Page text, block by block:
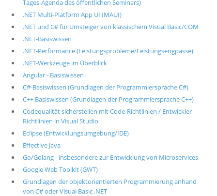
Tages-Agenda des öffentlichen Seminars)
.NET Multi-Platform App UI (MAUI)
.NET und C# für Umsteiger von klassischem Visual Basic/COM
.NET-Basiswissen
.NET-Performance (Leistungsprobleme/Leistungsengpässe)
.NET-Werkzeuge im Überblick
Angular - Basiswissen
C#-Basiswissen (Grundlagen der Programmiersprache C#)
C++ Basiswissen (Grundlagen der Programmiersprache C++)
Codequalität sicherstellen mit Code-Richtlinien / Entwickler-
Richtlinien in Visual Studio
Eclipse (Entwicklungsumgebung/IDE)
Effective Java
Go/Golang - insbesondere zur Entwicklung von Microservices
Google Web Toolkit (GWT)
Grundlagen der objektorientierten Programmierung anhand
von C# oder Visual Basic .NET